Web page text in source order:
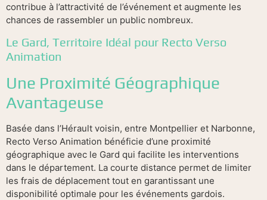
contribue à l’attractivité de l’événement et augmente les
chances de rassembler un public nombreux.
Le Gard, Territoire Idéal pour Recto Verso
Animation
Une Proximité Géographique
Avantageuse
Basée dans l’Hérault voisin, entre Montpellier et Narbonne,
Recto Verso Animation bénéficie d’une proximité
géographique avec le Gard qui facilite les interventions
dans le département. La courte distance permet de limiter
les frais de déplacement tout en garantissant une
disponibilité optimale pour les événements gardois.